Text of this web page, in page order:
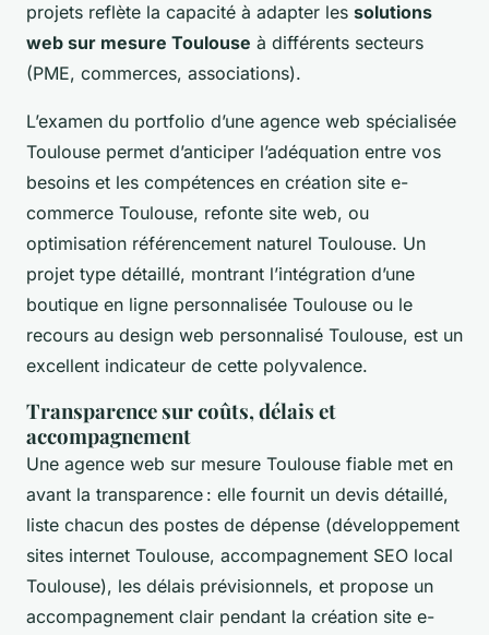
projets reflète la capacité à adapter les solutions
web sur mesure Toulouse à différents secteurs
(PME, commerces, associations).
L’examen du portfolio d’une agence web spécialisée
Toulouse permet d’anticiper l’adéquation entre vos
besoins et les compétences en création site e-
commerce Toulouse, refonte site web, ou
optimisation référencement naturel Toulouse. Un
projet type détaillé, montrant l’intégration d’une
boutique en ligne personnalisée Toulouse ou le
recours au design web personnalisé Toulouse, est un
excellent indicateur de cette polyvalence.
Transparence sur coûts, délais et
accompagnement
Une agence web sur mesure Toulouse fiable met en
avant la transparence : elle fournit un devis détaillé,
liste chacun des postes de dépense (développement
sites internet Toulouse, accompagnement SEO local
Toulouse), les délais prévisionnels, et propose un
accompagnement clair pendant la création site e-